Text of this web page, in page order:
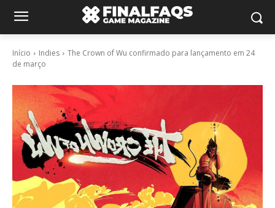
Início Indies
The Crown of Wu confirmado para lançamento em 24
de março